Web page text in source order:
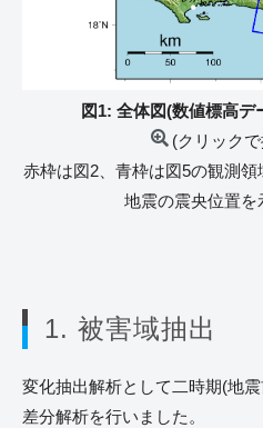
図1: 全体図(数値標高
(クリック
赤枠は図2、青枠は図5の観測
地震の震央位置を
1. 被害域抽出
変化抽出解析として二時期(地
差分解析を行いました。